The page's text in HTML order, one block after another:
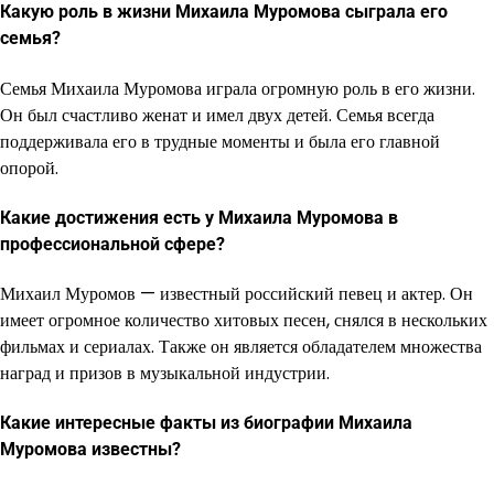
Какую роль в жизни Михаила Муромова сыграла его
семья?
Семья Михаила Муромова играла огромную роль в его жизни.
Он был счастливо женат и имел двух детей. Семья всегда
поддерживала его в трудные моменты и была его главной
опорой.
Какие достижения есть у Михаила Муромова в
профессиональной сфере?
Михаил Муромов — известный российский певец и актер. Он
имеет огромное количество хитовых песен, снялся в нескольких
фильмах и сериалах. Также он является обладателем множества
наград и призов в музыкальной индустрии.
Какие интересные факты из биографии Михаила
Муромова известны?